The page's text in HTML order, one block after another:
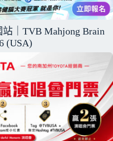
｜TVB Mahjong Brain
(USA)